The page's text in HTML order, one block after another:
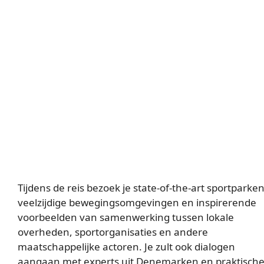
Tijdens de reis bezoek je state-of-the-art
veelzijdige bewegingsomgevingen en inspirerende
voorbeelden van samenwerking tussen lokale
overheden, sportorganisaties en andere
maatschappelijke actoren. Je zult ook dialogen